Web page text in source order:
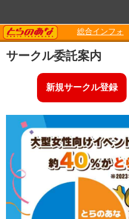
TORANOANA
総合インフォ
サークル委託案内
新規サークル登録